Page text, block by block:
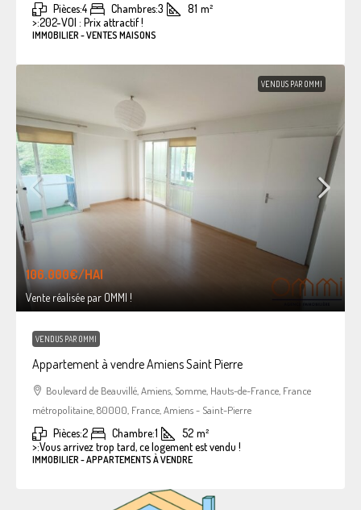
Pièces:4 Chambres:3 81 m²
>:202-VOI : Prix attractif !
IMMOBILIER - VENTES MAISONS
VENDUS PAR OMMI
106.000€/HAI
Vente réalisée par OMMI !
VENDUS PAR OMMI
Appartement à vendre Amiens Saint Pierre
Boulevard de Beauvillé, Amiens, Somme, Hauts-de-France, France
métropolitaine, 80000, France, Amiens - Saint-Pierre
Pièces:2 Chambre:1 52 m²
>:Vous arrivez trop tard, ce logement est vendu !
IMMOBILIER - APPARTEMENTS À VENDRE